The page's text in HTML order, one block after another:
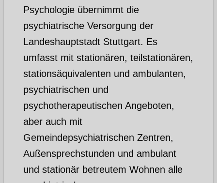
Psychologie übernimmt die
psychiatrische Versorgung der
Landeshauptstadt Stuttgart. Es
umfasst mit stationären, teilstationären,
stationsäquivalenten und ambulanten,
psychiatrischen und
psychotherapeutischen Angeboten,
aber auch mit
Gemeindepsychiatrischen Zentren,
Außensprechstunden und ambulant
und stationär betreutem Wohnen alle